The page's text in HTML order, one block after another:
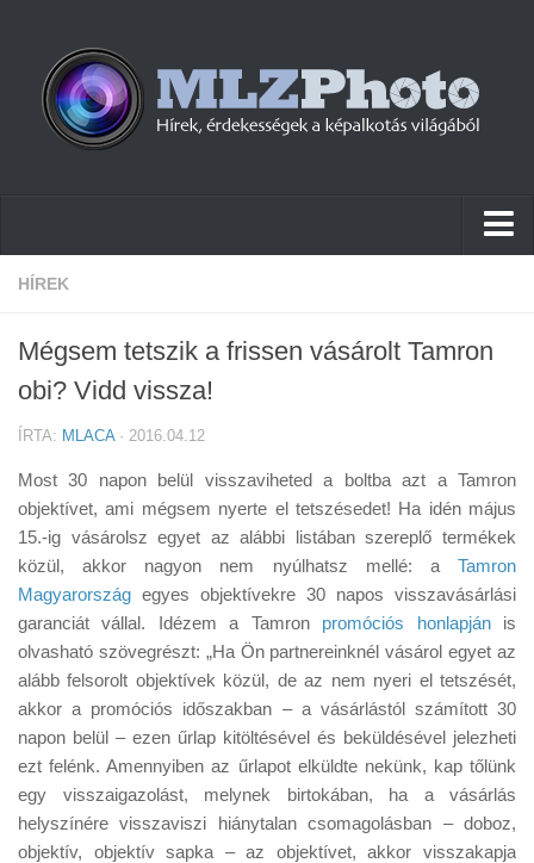
Hírek
Cikkek
Tudástár
Tanácsok
Érdekességek
Helyszíni Riport
E-BB
HÍREK
Mégsem tetszik a frissen vásárolt Tamron
obi? Vidd vissza!
ÍRTA: MLACA· 2016.04.12
Most 30 napon belül visszaviheted a boltba azt a Tamron
objektívet, ami mégsem nyerte el tetszésedet! Ha idén május
15.-ig vásárolsz egyet az alábbi listában szereplő termékek
közül, akkor nagyon nem nyúlhatsz mellé: a Tamron
Magyarország egyes objektívekre 30 napos visszavásárlási
garanciát vállal. Idézem a Tamron promóciós honlapjánis
olvasható szövegrészt: „Ha Ön partnereinknél vásárol egyet az
alább felsorolt objektívek közül, de az nem nyeri el tetszését,
akkor a promóciós időszakban – a vásárlástól számított 30
napon belül – ezen űrlap kitöltésével és beküldésével jelezheti
ezt felénk. Amennyiben az űrlapot elküldte nekünk, kap tőlünk
egy visszaigazolást, melynek birtokában, ha a vásárlás
helyszínére visszaviszi hiánytalan csomagolásban – doboz,
objektív, objektív sapka – az objektívet, akkor visszakapja